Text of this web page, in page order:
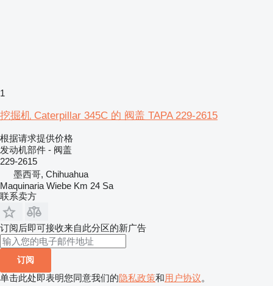
1
挖掘机 Caterpillar 345C 的 阀盖 TAPA 229-2615
根据请求提供价格
发动机部件 - 阀盖
229-2615
墨西哥, Chihuahua
Maquinaria Wiebe Km 24 Sa
联系卖方
订阅后即可接收来自此分区的新广告
订阅
单击此处即表明您同意我们的隐私政策和用户协议。